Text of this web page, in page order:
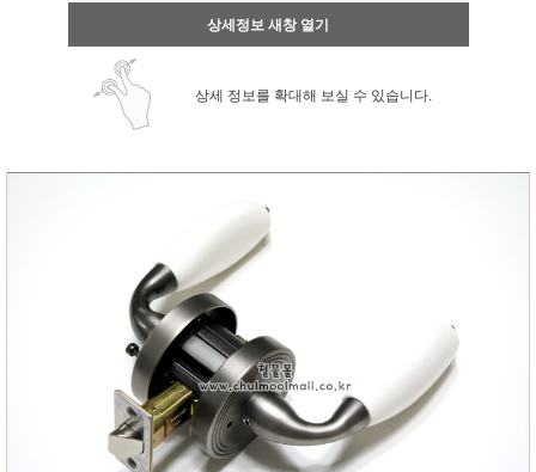
상세정보 새창 열기
상세 정보를 확대해 보실 수 있습니다.